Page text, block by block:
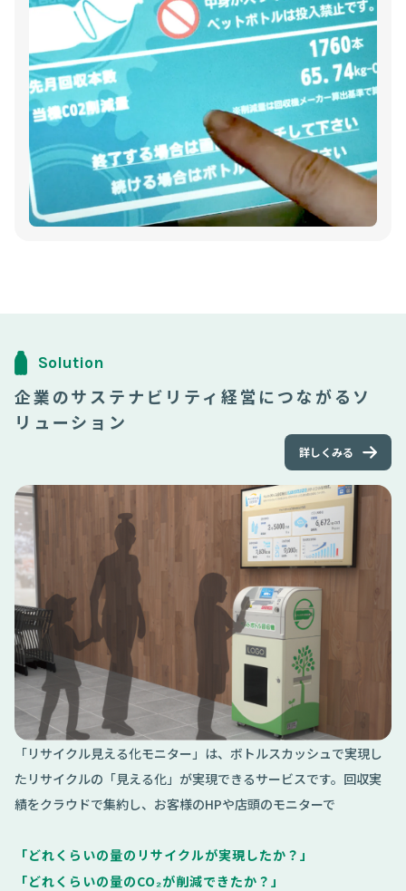
Solution
企業のサステナビリティ経営につながるソ
リューション
詳しくみる
「リサイクル見える化モニター」は、ボトルスカッシュで実現し
たリサイクルの「見える化」が実現できるサービスです。回収実
績をクラウドで集約し、お客様のHPや店頭のモニターで
「どれくらいの量のリサイクルが実現したか？」
「どれくらいの量のCO₂が削減できたか？」